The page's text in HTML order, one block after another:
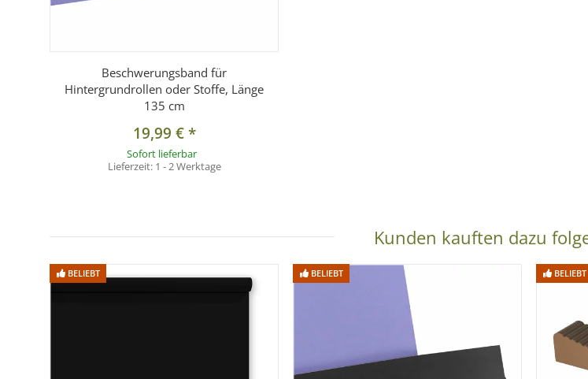
Beschwerungsband für
Hintergrundrollen oder Stoffe, Länge
135 cm
19,99 €*
Sofort lieferbar
Lieferzeit: 1 - 2 Werktage
Kunden kauften dazu
BELIEBT BELIEBT BELIEBT